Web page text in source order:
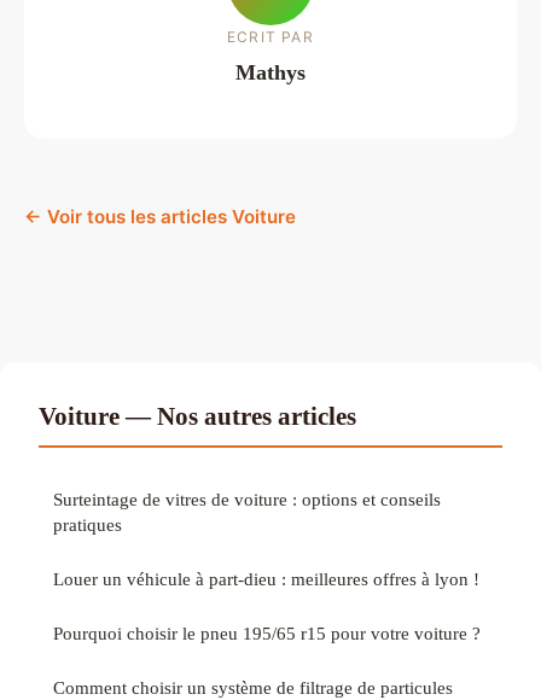
ECRIT PAR
Mathys
← Voir tous les articles Voiture
Voiture — Nos autres articles
Surteintage de vitres de voiture : options et conseils
pratiques
Louer un véhicule à part-dieu : meilleures offres à lyon !
Pourquoi choisir le pneu 195/65 r15 pour votre voiture ?
Comment choisir un système de filtrage de particules